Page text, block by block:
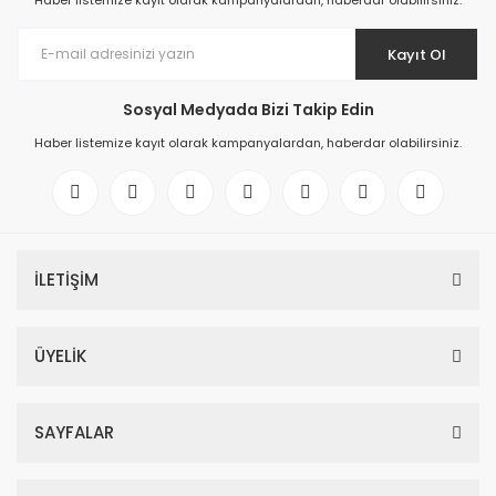
Kayıt Ol
Sosyal Medyada Bizi Takip Edin
Haber listemize kayıt olarak kampanyalardan, haberdar olabilirsiniz.
İLETİŞİM
ÜYELİK
SAYFALAR